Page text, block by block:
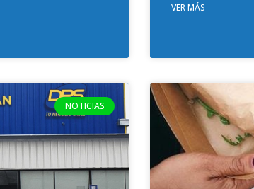
VER MÁS
NOTICIAS